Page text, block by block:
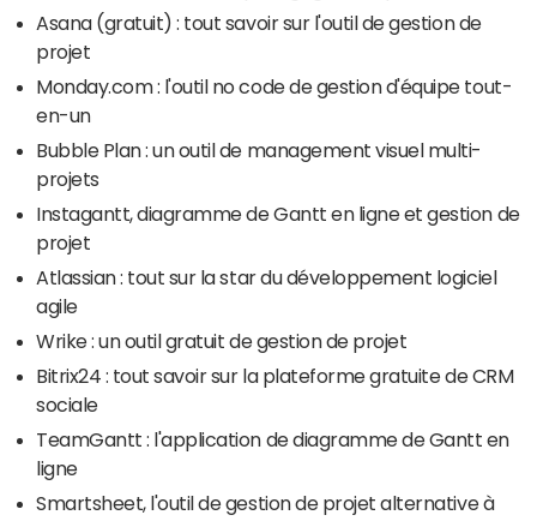
Asana (gratuit) : tout savoir sur l'outil de gestion de
projet
Monday.com : l'outil no code de gestion d'équipe tout-
en-un
Bubble Plan : un outil de management visuel multi-
projets
Instagantt, diagramme de Gantt en ligne et gestion de
projet
Atlassian : tout sur la star du développement logiciel
agile
Wrike : un outil gratuit de gestion de projet
Bitrix24 : tout savoir sur la plateforme gratuite de CRM
sociale
TeamGantt : l'application de diagramme de Gantt en
ligne
Smartsheet, l'outil de gestion de projet alternative à